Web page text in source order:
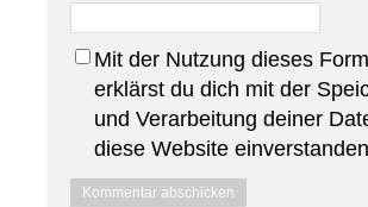
Mit der Nutzung dieses
erklärst du dich mit der
und Verarbeitung deiner
diese Website